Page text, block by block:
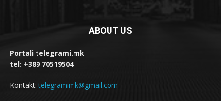
ABOUT US
Portali telegrami.mk
tel: +389 70519504
Kontakt:telegramimk@gmail.com